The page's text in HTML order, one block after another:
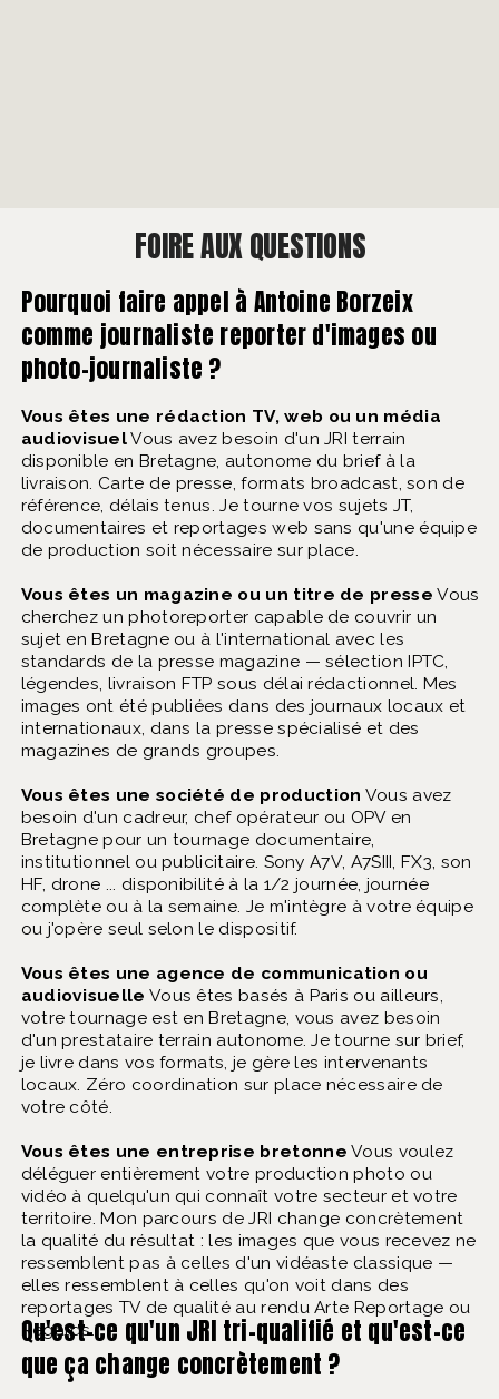
FOIRE AUX QUESTIONS
Pourquoi faire appel à Antoine Borzeix
comme journaliste reporter d'images ou
photo-journaliste ?
Qu'est-ce qu'un JRI tri-qualifié et qu'est-ce
que ça change concrètement ?
Vous êtes une rédaction TV, web ou un média
audiovisuelVous avez besoin d'un JRI terrain
disponible en Bretagne, autonome du brief à la
livraison. Carte de presse, formats broadcast, son de
référence, délais tenus. Je tourne vos sujets JT,
documentaires et reportages web sans qu'une équipe
de production soit nécessaire sur place.
Vous êtes un magazine ou un titre de presse Vous
cherchez un photoreporter capable de couvrir un
sujet en Bretagne ou à l'international avec les
standards de la presse magazine — sélection IPTC,
légendes, livraison FTP sous délai rédactionnel. Mes
images ont été publiées dans des journaux locaux et
internationaux, dans la presse spécialisé et des
magazines de grands groupes.
Vous êtes une société de production Vous avez
besoin d'un cadreur, chef opérateur ou OPV en
Bretagne pour un tournage documentaire,
institutionnel ou publicitaire. Sony A7V, A7SIII, FX3, son
HF, drone ... disponibilité à la 1/2 journée, journée
complète ou à la semaine. Je m'intègre à votre équipe
ou j'opère seul selon le dispositif.
Vous êtes une agence de communication ou
audiovisuelle Vous êtes basés à Paris ou ailleurs,
votre tournage est en Bretagne, vous avez besoin
d'un prestataire terrain autonome. Je tourne sur brief,
je livre dans vos formats, je gère les intervenants
locaux. Zéro coordination sur place nécessaire de
votre côté.
Vous êtes une entreprise bretonne Vous voulez
déléguer entièrement votre production photo ou
vidéo à quelqu'un qui connaît votre secteur et votre
territoire. Mon parcours de JRI change concrètement
la qualité du résultat : les images que vous recevez ne
ressemblent pas à celles d'un vidéaste classique —
elles ressemblent à celles qu'on voit dans des
reportages TV de qualité au rendu Arte Reportage ou
Regards.